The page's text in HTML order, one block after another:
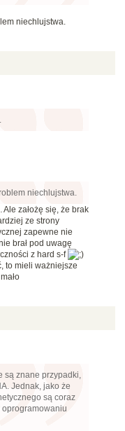
niechlujstwa.
niechlujstwa.
założę się, że brak
ze strony
zapewne nie
brał pod uwagę
z hard s-f
to mieli ważniejsze
są znane przypadki,
Jednak, jako że
są coraz